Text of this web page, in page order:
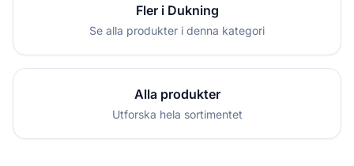
Fler i Dukning
Se alla produkter i denna kategori
Alla produkter
Utforska hela sortimentet